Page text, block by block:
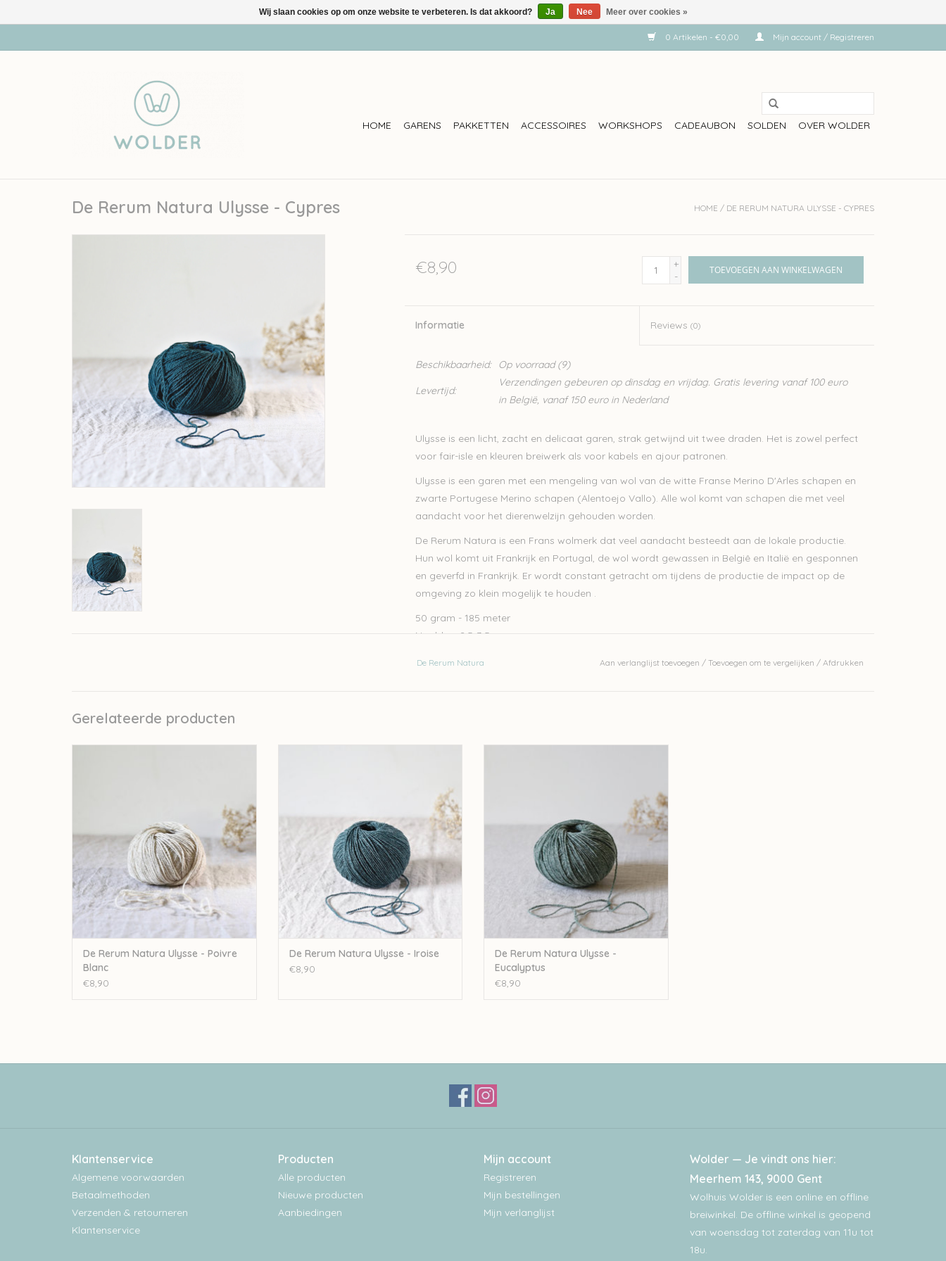
0 Artikelen - €0,00 Mijn account / Registreren
HOME GARENS PAKKETTEN ACCESSOIRES WORKSHOPS CADEAUBON SOLDEN OVER WOLDER
De Rerum Natura Ulysse - Cypres HOME / DE RERUM NATURA ULYSSE - CYPRES
€8,90
+
-
TOEVOEGEN AAN WINKELWAGEN
Informatie Reviews(0)
Beschikbaarheid: Op voorraad(9)
Levertijd:
Verzendingen gebeuren op dinsdag en vrijdag. Gratis levering vanaf 100 euro
in België, vanaf 150 euro in Nederland
Ulysse is een licht, zacht en delicaat garen, strak getwijnd uit twee draden. Het is zowel perfect
voor fair-isle en kleuren breiwerk als voor kabels en ajour patronen.
Ulysse is een garen met een mengeling van wol van de witte Franse Merino D'Arles schapen en
zwarte Portugese Merino schapen (Alentoejo Vallo). Alle wol komt van schapen die met veel
aandacht voor het dierenwelzijn gehouden worden.
De Rerum Natura is een Frans wolmerk dat veel aandacht besteedt aan de lokale productie.
Hun wol komt uit Frankrijk en Portugal, de wol wordt gewassen in Belgiê en Italië en gesponnen
en geverfd in Frankrijk. Er wordt constant getracht om tijdens de productie de impact op de
omgeving zo klein mogelijk te houden .
50 gram - 185 meter
Naalden: 2,5-3,5mm
De Rerum Natura Aan verlanglijst toevoegen / Toevoegen om te vergelijken / Afdrukken
Gerelateerde producten
De Rerum Natura Ulysse - Poivre
Blanc
€8,90
De Rerum Natura Ulysse - Iroise
€8,90
De Rerum Natura Ulysse -
Eucalyptus
€8,90
Klantenservice
Algemene voorwaarden
Betaalmethoden
Verzenden & retourneren
Klantenservice
Producten
Alle producten
Nieuwe producten
Aanbiedingen
Mijn account
Registreren
Mijn bestellingen
Mijn verlanglijst
Wolder — Je vindt ons hier:
Meerhem 143, 9000 Gent
Wolhuis Wolder is een online en offline
breiwinkel. De offline winkel is geopend
van woensdag tot zaterdag van 11u tot
18u.
Wij slaan cookies op om onze website te verbeteren. Is dat akkoord? Ja Nee Meer over cookies »